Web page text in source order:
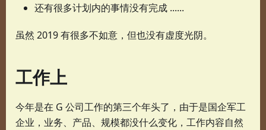
还有很多计划内的事情没有完成 ......
虽然 2019 有很多不如意，但也没有虚度光阴。
工作上
今年是在 G 公司工作的第三个年头了，由于是国企军工
企业，业务、产品、规模都没什么变化，工作内容自然